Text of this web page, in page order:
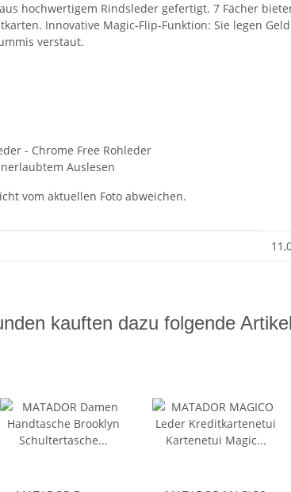
hochwertigem Rindsleder gefertigt. 7 Fächer
Innovative Magic-Flip-Funktion: Sie legen
verstaut.
- Chrome Free Rohleder
Auslesen
vom aktuellen Foto abweichen.
kauften dazu folgende